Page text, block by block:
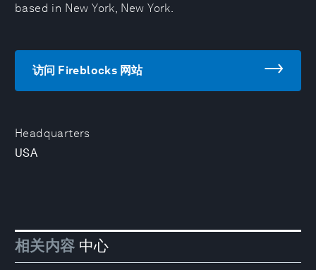
Headquarters
USA
based in New York, New York.
访问 Fireblocks 网站
相关内容 中心